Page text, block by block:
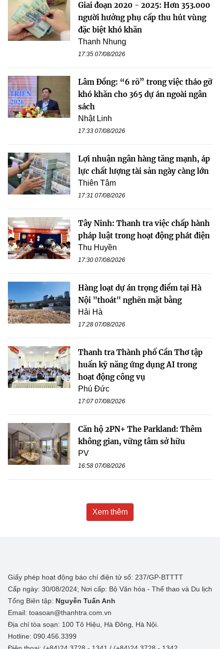
Giai đoạn 2020 - 2025: Hơn 353.000
người hưởng phụ cấp thu hút vùng
đặc biệt khó khăn
Thanh Nhung
17:35 07/08/2026
Lâm Đồng: “6 rõ” trong việc tháo gỡ
khó khăn cho 365 dự án ngoài ngân
sách
Nhật Linh
17:33 07/08/2026
Lợi nhuận ngân hàng tăng mạnh, áp
lực chất lượng tài sản ngày càng lớn
Thiên Tâm
17:31 07/08/2026
Tây Ninh: Thanh tra việc chấp hành
pháp luật trong hoạt động phát điện
Thu Huyền
17:30 07/08/2026
Hàng loạt dự án trọng điểm tại Hà
Nội "thoát" nghẽn mặt bằng
Hải Hà
17:28 07/08/2026
Thanh tra Thành phố Cần Thơ tập
huấn kỹ năng ứng dụng AI trong
hoạt động công vụ
Phú Đức
17:07 07/08/2026
Căn hộ 2PN+ The Parkland: Thêm
không gian, vững tâm sở hữu
PV
16:58 07/08/2026
Xem thêm
Giấy phép hoạt động báo chí điện tử số: 237/GP-BTTTT
Cấp ngày: 30/08/2024; Nơi cấp: Bộ Văn hóa - Thể thao và Du lịch
Tổng Biên tập: Nguyễn Tuấn Anh
Email: toasoan@thanhtra.com.vn
Địa chỉ tòa soạn: 100 Tô Hiệu, Hà Đông, Hà Nội.
Hotline: 090.456.3399